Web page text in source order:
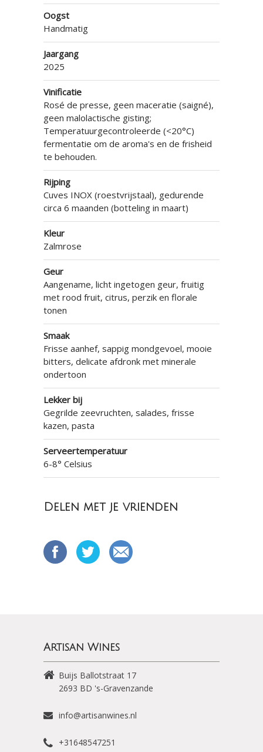
Oogst
Handmatig
Jaargang
2025
Vinificatie
Rosé de presse, geen maceratie (saigné),
geen malolactische gisting;
Temperatuurgecontroleerde (<20°C)
fermentatie om de aroma's en de frisheid
te behouden.
Rijping
Cuves INOX (roestvrijstaal), gedurende
circa 6 maanden (botteling in maart)
Kleur
Zalmrose
Geur
Aangename, licht ingetogen geur, fruitig
met rood fruit, citrus, perzik en florale
tonen
Smaak
Frisse aanhef, sappig mondgevoel, mooie
bitters, delicate afdronk met minerale
ondertoon
Lekker bij
Gegrilde zeevruchten, salades, frisse
kazen, pasta
Serveertemperatuur
6-8° Celsius
Delen met je vrienden
Artisan Wines
Buijs Ballotstraat 17
2693 BD 's-Gravenzande
info@artisanwines.nl
+31648547251